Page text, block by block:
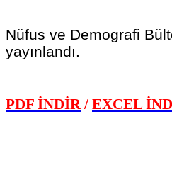
Nüfus ve Demografi
yayınlandı.
PDF İNDİR / EXCEL